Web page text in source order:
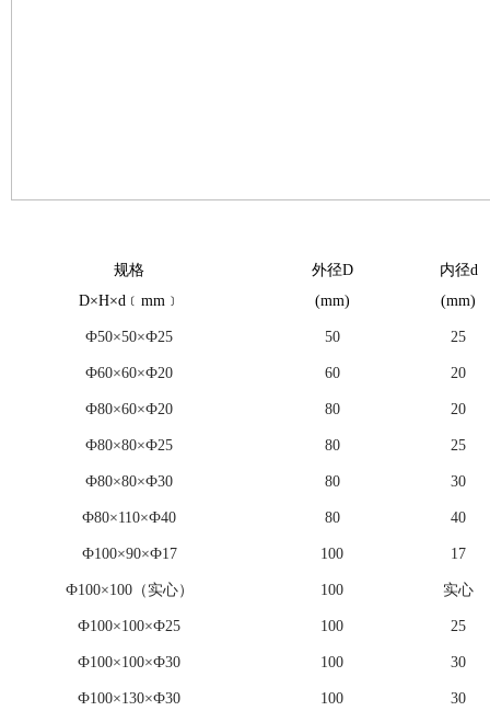
规格
D×H×d﹝mm﹞
外径D
(mm)
内径d
(mm)
Ф50×50×Ф25 50 25
Ф60×60×Ф20 60 20
Ф80×60×Ф20 80 20
Ф80×80×Ф25 80 25
Ф80×80×Ф30 80 30
Ф80×110×Ф40 80 40
Ф100×90×Ф17 100 17
Ф100×100（实心） 100 实心
Ф100×100×Ф25 100 25
Ф100×100×Ф30 100 30
Ф100×130×Ф30 100 30